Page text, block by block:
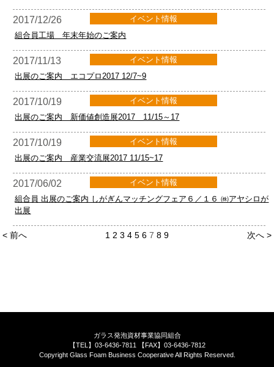
2017/12/26
イベント情報
組合員工場 年末年始のご案内
2017/11/13
イベント情報
出展のご案内 エコプロ2017 12/7~9
2017/10/19
イベント情報
出展のご案内 新価値創造展2017 11/15～17
2017/10/19
イベント情報
出展のご案内 産業交流展2017 11/15~17
2017/06/02
イベント情報
組合員 出展のご案内 しがぎんマッチングフェア６／１６ ㈱アヤシロが
出展
< 前へ 1 2 3 4 5 6 7 8 9 次へ >
ガラス発泡資材事業協同組合
【TEL】03-6436-7811 【FAX】03-6436-7812
Copyright Glass Foam Business Cooperative All Rights Reserved.